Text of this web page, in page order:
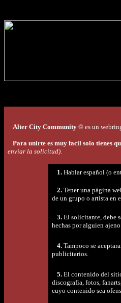
Alter City Community © es un
Para unirte es muy facil solo tienes
enviar la solicitud).
1. Hablar español (o
2. Tener una página
de un grupo o artista en
3. El solicitante, debe
hechas por alguien
4. Tampoco se
publicitarios.
5. El contenido del
discografia, fotos,
cuyo contenido sea